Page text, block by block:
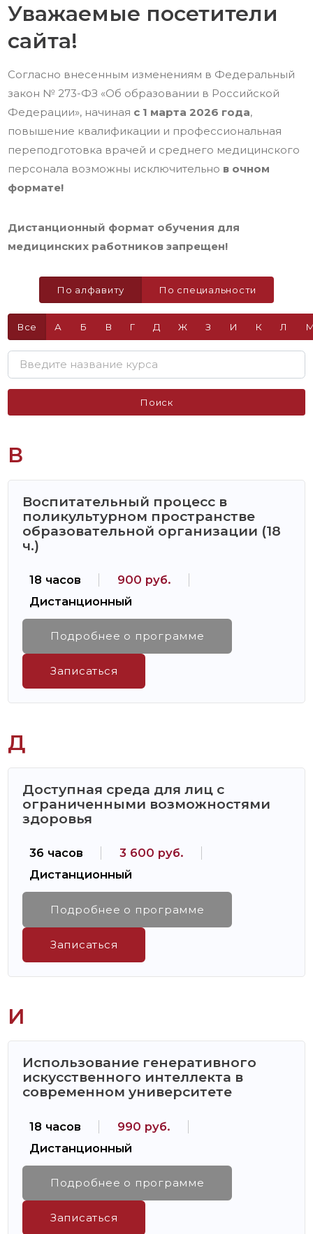
Уважаемые посетители
сайта!
Согласно внесенным изменениям в Федеральный
закон № 273-ФЗ «Об образовании в Российской
Федерации», начиная с 1 марта 2026 года,
повышение квалификации и профессиональная
переподготовка врачей и среднего медицинского
персонала возможны исключительно в очном
формате!
Дистанционный формат обучения для
медицинских работников запрещен!
По алфавиту По специальности
Все А Б В Г Д Ж З И К Л
Поиск
В
Воспитательный процесс в
поликультурном пространстве
образовательной организации (18
ч.)
18 часов
900 руб.
Дистанционный
Подробнее о программе
Записаться
Д
Доступная среда для лиц с
ограниченными возможностями
здоровья
36 часов
3 600 руб.
Дистанционный
Подробнее о программе
Записаться
И
Использование генеративного
искусственного интеллекта в
современном университете
18 часов
990 руб.
Дистанционный
Подробнее о программе
Записаться